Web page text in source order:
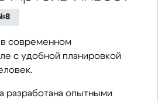
современном
с удобной планировкой
разработана опытными